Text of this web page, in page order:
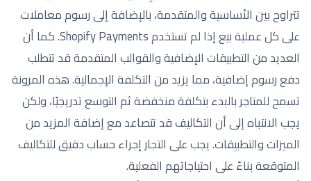
تتراوح بين الأساسية والمتقدمة، بالإضافة إلى رسوم معاملات
على كل عملية بيع إذا لم تستخدم Shopify Payments. كما أن
العديد من التطبيقات الإضافية والقوالب المتقدمة قد تتطلب
دفع رسوم إضافية، مما يزيد من التكلفة الإجمالية. هذه المرونة
تسمح للمتاجر بالبدء بتكلفة منخفضة ثم التوسع تدريجيًا، ولكن
يجب الانتباه إلى أن التكاليف قد تتصاعد مع إضافة المزيد من
الميزات والتطبيقات. يجب على التجار إجراء حساب دقيق للتكاليف
المتوقعة بناءً على احتياجاتهم الفعلية.